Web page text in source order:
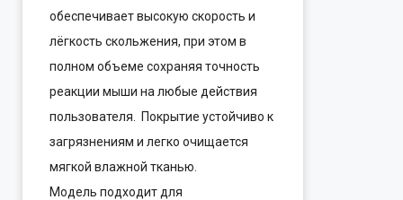
обеспечивает высокую скорость и
лёгкость скольжения, при этом в
полном объеме сохраняя точность
реакции мыши на любые действия
пользователя. Покрытие устойчиво к
загрязнениям и легко очищается
мягкой влажной тканью.
Модель подходит для